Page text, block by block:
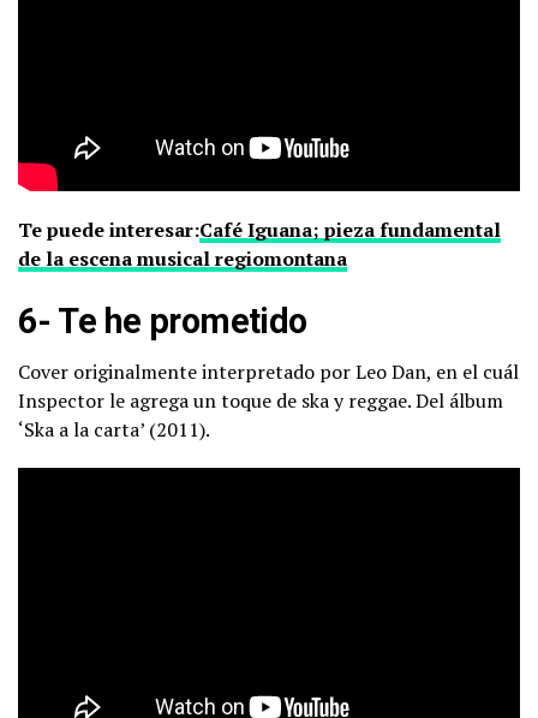
Te puede interesar:Café Iguana; pieza fundamental
de la escena musical regiomontana
6- Te he prometido
Cover originalmente interpretado por Leo Dan, en el cuál
Inspector le agrega un toque de ska y reggae. Del álbum
‘Ska a la carta’ (2011).